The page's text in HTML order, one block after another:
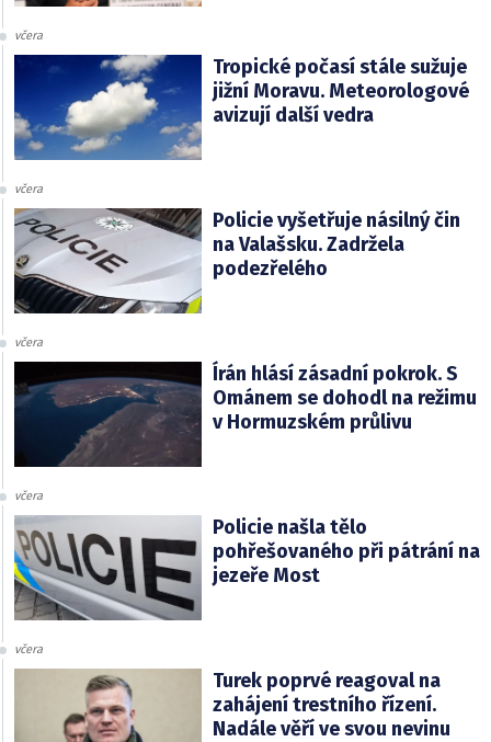
včera
Tropické počasí stále sužuje
jižní Moravu. Meteorologové
avizují další vedra
včera
Policie vyšetřuje násilný čin
na Valašsku. Zadržela
podezřelého
včera
Írán hlásí zásadní pokrok. S
Ománem se dohodl na režimu
v Hormuzském průlivu
včera
Policie našla tělo
pohřešovaného při pátrání na
jezeře Most
včera
Turek poprvé reagoval na
zahájení trestního řízení.
Nadále věří ve svou nevinu